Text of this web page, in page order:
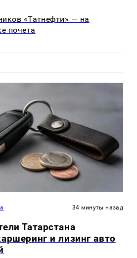
«Татнефти» — на
почета
34 минуты назад
Татарстана
и лизинг авто